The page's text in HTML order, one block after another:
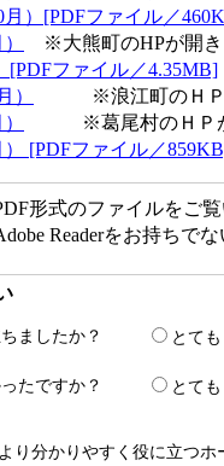
）[PDFファイル／
）
※大熊町のHPが開き
[PDFファイル／4.35MB]
）
※浪江町のＨＰ
※葛尾村のＨＰが
[PDFファイル／
形式のファイルをご覧
Readerをお持ちで
ましたか？ とても
たですか？
とても
り分かりやすく役に立つ